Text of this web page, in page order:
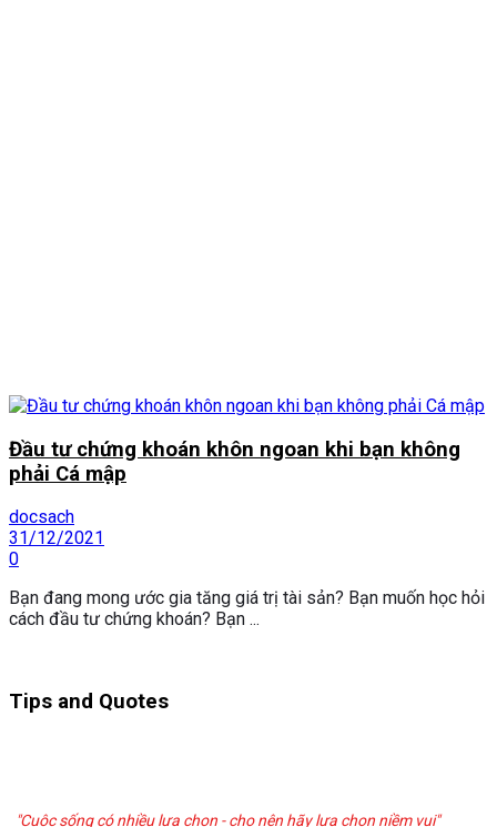
Đầu tư chứng khoán khôn ngoan khi bạn không
phải Cá mập
docsach
31/12/2021
0
Bạn đang mong ước gia tăng giá trị tài sản? Bạn muốn học hỏi
cách đầu tư chứng khoán? Bạn ...
Tips and Quotes
"Cuộc sống có nhiều lựa chọn - cho nên hãy lựa chọn niềm vui"